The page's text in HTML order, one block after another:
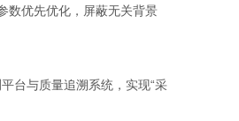
数优先优化，屏蔽无关背景
台与质量追溯系统，实现“采